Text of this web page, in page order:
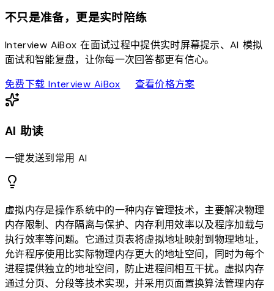
不只是准备，更是实时陪练
Interview AiBox 在面试过程中提供实时屏幕提示、AI 模拟
面试和智能复盘，让你每一次回答都更有信心。
免费下载 Interview AiBoxdownload查看价格方案sell
AI 助读
一键发送到常用 AI
虚拟内存是操作系统中的一种内存管理技术，主要解决物理
内存限制、内存隔离与保护、内存利用效率以及程序加载与
执行效率等问题。它通过页表将虚拟地址映射到物理地址，
允许程序使用比实际物理内存更大的地址空间，同时为每个
进程提供独立的地址空间，防止进程间相互干扰。虚拟内存
通过分页、分段等技术实现，并采用页面置换算法管理内存